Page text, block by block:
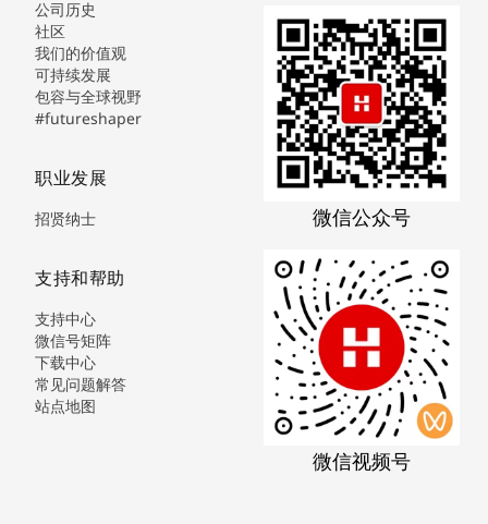
公司历史
社区
我们的价值观
可持续发展
包容与全球视野
#futureshaper
职业发展
招贤纳士
支持和帮助
支持中心
微信号矩阵
下载中心
常见问题解答
站点地图
微信公众号
微信视频号